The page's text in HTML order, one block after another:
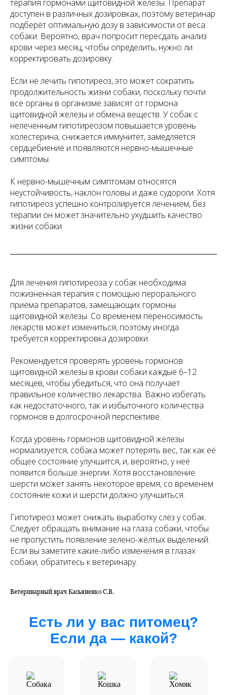
терапия гормонами щитовидной железы. Препарат
доступен в различных дозировках, поэтому ветеринар
подберёт оптимальную дозу в зависимости от веса
собаки. Вероятно, врач попросит пересдать анализ
крови через месяц, чтобы определить, нужно ли
корректировать дозировку.
Если не лечить гипотиреоз, это может сократить
продолжительность жизни собаки, поскольку почти
все органы в организме зависят от гормона
щитовидной железы и обмена веществ. У собак с
нелеченным гипотиреозом повышается уровень
холестерина, снижается иммунитет, замедляется
сердцебиение и появляются нервно-мышечные
симптомы.
К нервно-мышечным симптомам относятся
неустойчивость, наклон головы и даже судороги. Хотя
гипотиреоз успешно контролируется лечением, без
терапии он может значительно ухудшить качество
жизни собаки.
Для лечения гипотиреоза у собак необходима
пожизненная терапия с помощью перорального
приёма препаратов, замещающих гормоны
щитовидной железы. Со временем переносимость
лекарств может измениться, поэтому иногда
требуется корректировка дозировки.
Рекомендуется проверять уровень гормонов
щитовидной железы в крови собаки каждые 6–12
месяцев, чтобы убедиться, что она получает
правильное количество лекарства. Важно избегать
как недостаточного, так и избыточного количества
гормонов в долгосрочной перспективе.
Когда уровень гормонов щитовидной железы
нормализуется, собака может потерять вес, так как её
общее состояние улучшится, и, вероятно, у неё
появится больше энергии. Хотя восстановление
шерсти может занять некоторое время, со временем
состояние кожи и шерсти должно улучшиться.
Гипотиреоз может снижать выработку слёз у собак.
Следует обращать внимание на глаза собаки, чтобы
не пропустить появление зелено-жёлтых выделений.
Если вы заметите какие-либо изменения в глазах
собаки, обратитесь к ветеринару.
Ветеринарный врач Касьяненко С.В.
Есть ли у вас питомец?
Если да — какой?